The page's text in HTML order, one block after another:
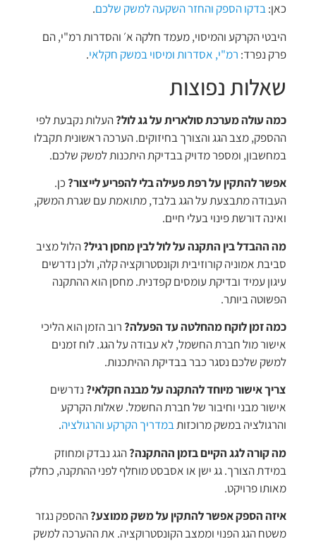
כאן:בדקו הספק והחזר השקעה למשק שלכם.
היבטי הקרקע והמיסוי, מעמד חלקה א׳ והסדרות רמ"י, הם
פרק נפרד: רמ"י, אסדרות ומיסוי במשק חקלאי.
שאלות נפוצות
כמה עולה מערכת סולארית על גג לול?העלות נקבעת לפי
ההספק, מצב הגג והצורך בחיזוקים. הערכה ראשונית תקבלו
במחשבון, ומספר מדויק בבדיקת היתכנות למשק שלכם.
אפשר להתקין על רפת פעילה בלי להפריע לייצור? כן.
העבודה מתבצעת על הגג בלבד, מתואמת עם שגרת המשק,
ואינה דורשת פינוי בעלי חיים.
מה ההבדל בין התקנה על לול לבין מחסן רגיל?הלול מציב
סביבת אמוניה קורוזיבית וקונסטרוקציה קלה, ולכן נדרשים
עיגון עמיד ובדיקת עומסים קפדנית. מחסן הוא ההתקנה
הפשוטה ביותר.
כמה זמן לוקח מהחלטה עד הפעלה? רוב הזמן הוא הליכי
אישור מול חברת החשמל, לא עבודה על הגג. לוח זמנים
למשק שלכם נסגר כבר בבדיקת ההיתכנות.
צריך אישור מיוחד להתקנה על מבנה חקלאי? נדרשים
אישור מבני וחיבור של חברת החשמל. שאלות הקרקע
והרגולציה במשק מרוכזותבמדריך הקרקע והרגולציה.
מה קורה לגג הקיים בזמן ההתקנה?הגג נבדק ומחוזק
במידת הצורך. גג ישן או אסבסט מוחלף לפני ההתקנה, כחלק
מאותו פרויקט.
איזה הספק אפשר להתקין על משק ממוצע?ההספק נגזר
משטח הגג הפנוי וממצב הקונסטרוקציה. את ההערכה למשק